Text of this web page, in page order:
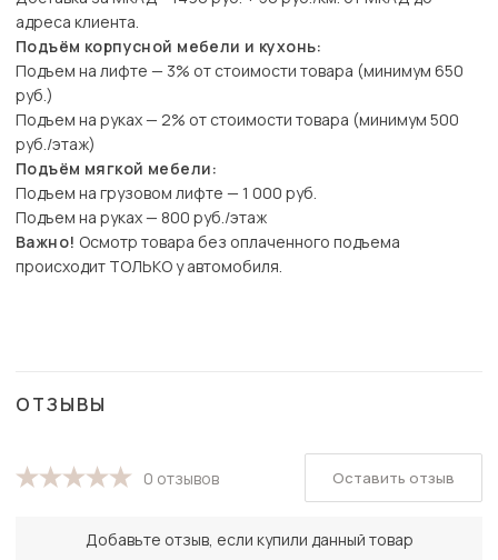
адреса клиента.
Подъём корпусной мебели и кухонь:
Подъем на лифте — 3% от стоимости товара (минимум 650
руб.)
Подъем на руках — 2% от стоимости товара (минимум 500
руб./этаж)
Подъём мягкой мебели:
Подъем на грузовом лифте — 1 000 руб.
Подъем на руках — 800 руб./этаж
Важно! Осмотр товара без оплаченного подъема
происходит ТОЛЬКО у автомобиля.
ОТЗЫВЫ
0 отзывов
Добавьте отзыв, если купили данный товар
Оставить отзыв